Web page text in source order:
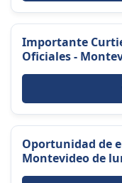
Importante
Oficiales -
Oportunidad de
Montevideo de